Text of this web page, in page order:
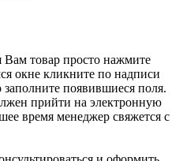
товар просто нажмите
окне кликните по надписи
появившиеся поля.
прийти на электронную
время менеджер свяжется с